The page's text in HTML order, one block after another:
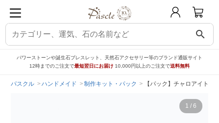
search
パワーストーンや誕生石ブレスレット、天然石アクセサリー等のブランド通販サイト
12時までのご注文で最短翌日にお届け 10,000円以上のご注文で送料無料
パスクル ハンドメイド 制作キット・パック 【パック】チャロアイト 4
1 / 6